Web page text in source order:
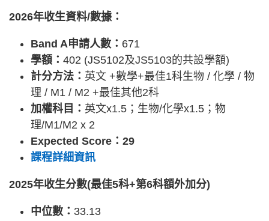
2026年收生資料/數據：
Band A申請人數： 671
學額： 402 (JS5102及JS5103的共設學額)
計分方法： 英文 +數學+最佳1科生物 / 化學 / 物
理 / M1 / M2 +最佳其他2科
加權科目： 英文x1.5；生物/化學x1.5；物
理/M1/M2 x 2
Expected Score：29
課程詳細資訊
2025年收生分數(最佳5科+第6科額外加分)
中位數： 33.13